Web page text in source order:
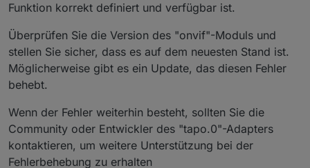
Funktion korrekt definiert und verfügbar ist.
Überprüfen Sie die Version des "onvif"-Moduls und
stellen Sie sicher, dass es auf dem neuesten Stand ist.
Möglicherweise gibt es ein Update, das diesen Fehler
behebt.
Wenn der Fehler weiterhin besteht, sollten Sie die
Community oder Entwickler des "tapo.0"-Adapters
kontaktieren, um weitere Unterstützung bei der
Fehlerbehebung zu erhalten